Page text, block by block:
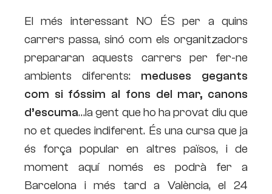
El més interessant NO ÉS per a quins
carrers passa, sinó com els organitzadors
prepararan aquests carrers per fer-ne
ambients diferents: meduses gegants
com si fóssim al fons del mar, canons
d’escuma…la gent que ho ha provat diu que
no et quedes indiferent. És una cursa que ja
és força popular en altres països, i de
moment aquí només es podrà fer a
Barcelona i més tard a València, el 24